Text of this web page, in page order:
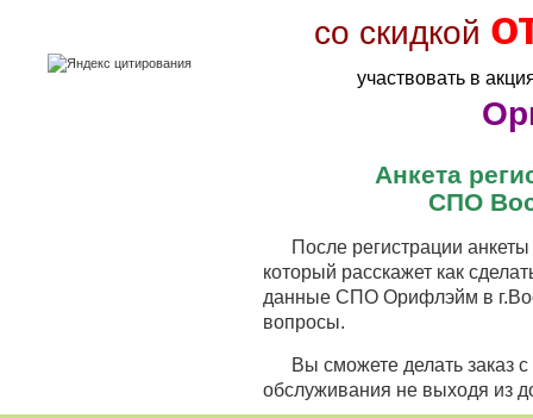
со скидкой
участвовать в
Анкета
СПО
После регистрации
который расскажет как
данные СПО Орифлэйм в
вопросы.
Вы сможете делать заказ
обслуживания не выходя из